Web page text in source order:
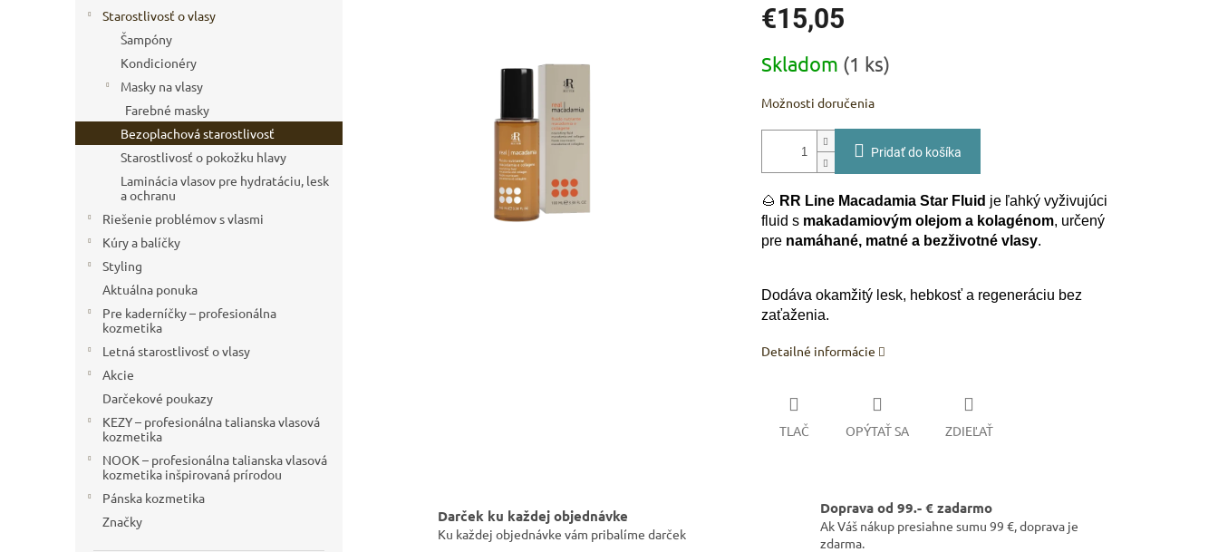
Starostlivosť o vlasy
Šampóny
Kondicionéry
Masky na vlasy
Farebné masky
Bezoplachová starostlivosť
Starostlivosť o pokožku hlavy
Laminácia vlasov pre hydratáciu, lesk
a ochranu
Riešenie problémov s vlasmi
Kúry a balíčky
Styling
Aktuálna ponuka
Pre kaderníčky – profesionálna
kozmetika
Letná starostlivosť o vlasy
Akcie
Darčekové poukazy
KEZY – profesionálna talianska vlasová
kozmetika
NOOK – profesionálna talianska vlasová
kozmetika inšpirovaná prírodou
Pánska kozmetika
Značky
z
hviezdičiek.
€15,05
cena:
Skladom (1 ks)
Možnosti doručenia
Pridať do košíka
🌰 RR Line Macadamia Star Fluid je ľahký vyživujúci
fluid s makadamiovým olejom a kolagénom, určený
pre namáhané, matné a bezživotné vlasy.
Dodáva okamžitý lesk, hebkosť a regeneráciu bez
zaťaženia.
Detailné informácie
TLAČ OPÝTAŤ SA ZDIEĽAŤ
Darček ku každej objednávke
Ku každej objednávke vám pribalíme darček
Doprava od 99.- € zadarmo
Ak Váš nákup presiahne sumu 99 €, doprava je
zdarma.